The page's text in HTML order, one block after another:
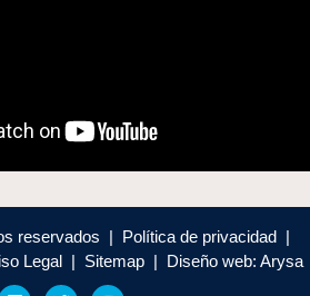
reservados | Política de privacidad |
Legal | Sitemap | Diseño web: Arysa